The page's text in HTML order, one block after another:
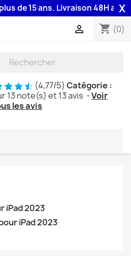
ans. Livraison 48H assurée parX
shopping_cart (0)

(4,77/5) Catégorie :
13note(s) et 13avis -Voir
les avis
iPad 2023
iPad 2023